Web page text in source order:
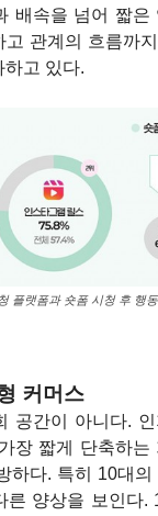
배속을 넘어 짧은
고 관계의 흐름까
하고 있다.
플랫폼과 숏폼 시청 후 행
커머스
공간이 아니다.
장 짧게 단축하는
하다. 특히 10대
른 양상을 보인다.